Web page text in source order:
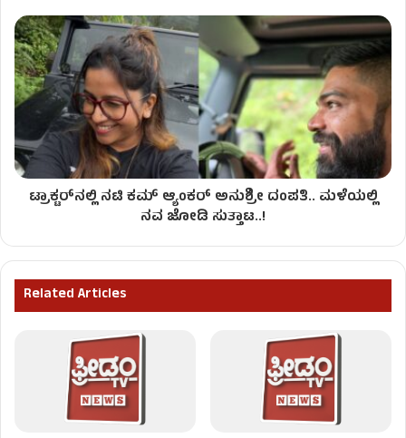
ಟ್ರಾಕ್ಟರ್‌ನಲ್ಲಿ ನಟಿ ಕಮ್​ ಆ್ಯಂಕರ್​ ಅನುಶ್ರೀ ದಂಪತಿ.. ಮಳೆಯಲ್ಲಿ
ನವ ಜೋಡಿ ಸುತ್ತಾಟ..!
Related Articles